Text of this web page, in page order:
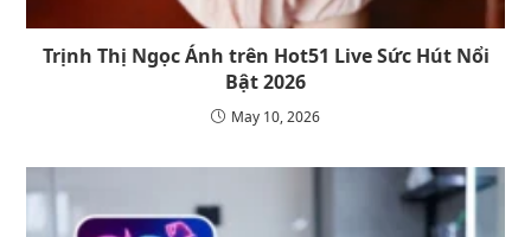
Trịnh Thị Ngọc Ánh trên Hot51 Live Sức Hút Nổi
Bật 2026
May 10, 2026